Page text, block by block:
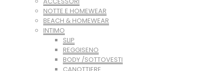
NOTTE E HOMEWEAR
BEACH & HOMEWEAR
INTIMO
SLIP
REGGISENO
BODY /SOTTOVESTI